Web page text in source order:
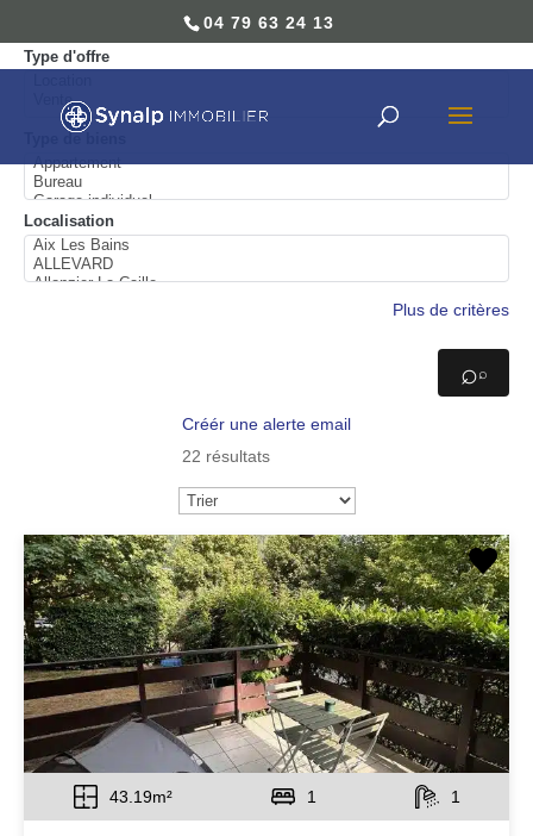
04 79 63 24 13
Type d'offre
Localisation
Plus de critères
⌕
Créér une alerte email
22 résultats
43.19m² 1 1
04 79 63 24 13